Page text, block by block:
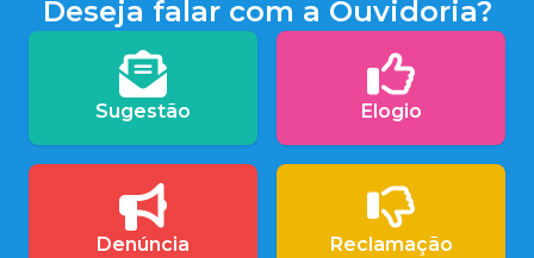
Deseja falar com a Ouvidoria?
Sugestão Elogio
Denúncia Reclamação